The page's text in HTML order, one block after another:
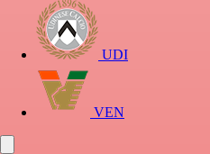
UDI
VEN